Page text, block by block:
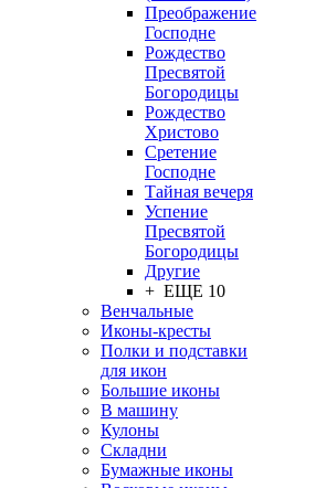
Преображение
Господне
Рождество
Пресвятой
Богородицы
Рождество
Христово
Сретение
Господне
Тайная вечеря
Успение
Пресвятой
Богородицы
Другие
+ ЕЩЕ 10
Венчальные
Иконы-кресты
Полки и подставки
для икон
Большие иконы
В машину
Кулоны
Складни
Бумажные иконы